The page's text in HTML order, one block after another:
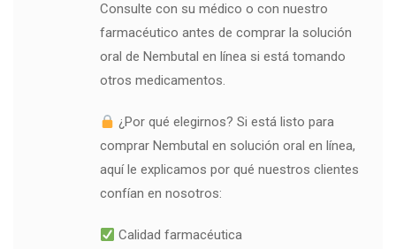
Consulte con su médico o con nuestro
farmacéutico antes de comprar la solución
oral de Nembutal en línea si está tomando
otros medicamentos.
¿Por qué elegirnos? Si está listo para
comprar Nembutal en solución oral en línea,
aquí le explicamos por qué nuestros clientes
confían en nosotros:
Calidad farmacéutica